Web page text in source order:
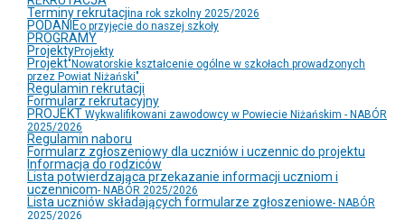
Terminy rekrutacjina rok szkolny 2025/2026
PODANIEo przyjęcie do naszej szkoły
PROGRAMY
ProjektyProjekty
Projekt"Nowatorskie kształcenie ogólne w szkołach prowadzonych
przez Powiat Niżański"
Regulamin rekrutacji
Formularz rekrutacyjny
PROJEKT Wykwalifikowani zawodowcy w Powiecie Niżańskim - NABÓR
2025/2026
Regulamin naboru
Formularz zgłoszeniowy dla uczniów i uczennic do projektu
Informacja do rodziców
Lista potwierdzająca przekazanie informacji uczniom i
uczennicom- NABÓR 2025/2026
Lista uczniów składających formularze zgłoszeniowe- NABÓR
2025/2026